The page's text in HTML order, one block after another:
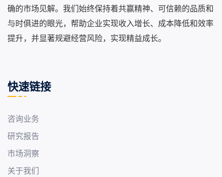
确的市场见解。我们始终保持着共赢精神、可信赖的品质和
与时俱进的眼光，帮助企业实现收入增长、成本降低和效率
提升，并显著规避经营风险，实现精益成长。
快速链接
咨询业务
研究报告
市场洞察
关于我们